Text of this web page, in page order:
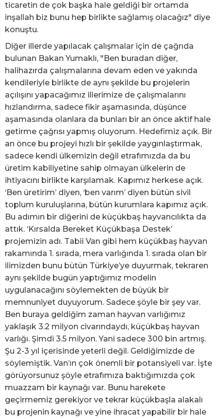
ticaretin de çok başka hale geldiği bir ortamda
inşallah biz bunu hep birlikte sağlamış olacağız" diye
konuştu.
Diğer illerde yapılacak çalışmalar için de çağrıda
bulunan Bakan Yumaklı, "Ben buradan diğer,
halihazırda çalışmalarına devam eden ve yakında
kendileriyle birlikte de aynı şekilde bu projelerin
açılışını yapacağımız illerimize de çalışmalarını
hızlandırma, sadece fikir aşamasında, düşünce
aşamasında olanlara da bunları bir an önce aktif hale
getirme çağrısı yapmış oluyorum. Hedefimiz açık. Bir
an önce bu projeyi hızlı bir şekilde yaygınlaştırmak,
sadece kendi ülkemizin değil etrafımızda da bu
üretim kabiliyetine sahip olmayan ülkelerin de
ihtiyacını birlikte karşılamak. Kapımız herkese açık.
‘Ben üretirim’ diyen, ‘ben varım’ diyen bütün sivil
toplum kuruluşlarına, bütün kurumlara kapımız açık.
Bu adımın bir diğerini de küçükbaş hayvancılıkta da
attık. ‘Kırsalda Bereket Küçükbaşa Destek’
projemizin adı. Tabii Van gibi hem küçükbaş hayvan
rakamında 1. sırada, mera varlığında 1. sırada olan bir
ilimizden bunu bütün Türkiye’ye duyurmak, tekraren
aynı şekilde bugün yaptığımız modelin
uygulanacağını söylemekten de büyük bir
memnuniyet duyuyorum. Sadece şöyle bir şey var.
Ben buraya geldiğim zaman hayvan varlığımız
yaklaşık 3.2 milyon civarındaydı, küçükbaş hayvan
varlığı. Şimdi 3.5 milyon. Yani sadece 300 bin artmış.
Şu 2-3 yıl içerisinde yeterli değil. Geldiğimizde de
söylemiştik. Van’ın çok önemli bir potansiyeli var. İşte
görüyorsunuz şöyle etrafımıza baktığımızda çok
muazzam bir kaynağı var. Bunu harekete
geçirmemiz gerekiyor ve tekrar küçükbaşla alakalı
bu projenin kaynağı ve yine ihracat yapabilir bir hale